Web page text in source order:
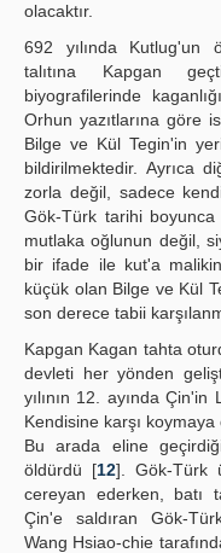
olacaktır.
692 yılında Kutlug'un
talıtına Kapgan
biyografilerinde
Orhun yazıtlarına göre
Bilge ve Kül Tegin'in
bildirilmektedir. Ayrıca
zorla değil, sadece
Gök-Türk tarihi
mutlaka oğlunun değil,
bir ifade ile kut'a
küçük olan Bilge ve Kül
son derece tabii
Kapgan Kagan tahta
devleti her yönden
yılının 12. ayında Çin'in
Kendisine karşı
Bu arada eline
öldürdü [12]. Gök-Türk
cereyan ederken, batı
Çin'e saldıran Gök-
Wang Hsiao-chie